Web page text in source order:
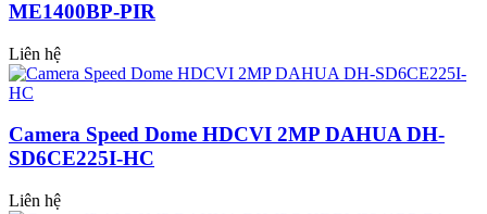
ME1400BP-PIR
Liên hệ
Camera Speed Dome HDCVI 2MP DAHUA DH-
SD6CE225I-HC
Liên hệ